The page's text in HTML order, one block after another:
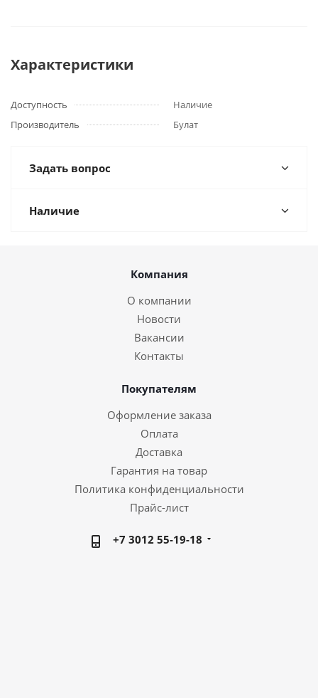
Характеристики
Доступность
Наличие
Производитель
Булат
Задать вопрос
Наличие
Компания
О компании
Новости
Вакансии
Контакты
Покупателям
Оформление заказа
Оплата
Доставка
Гарантия на товар
Политика конфиденциальности
Прайс-лист
+7 3012 55-19-18